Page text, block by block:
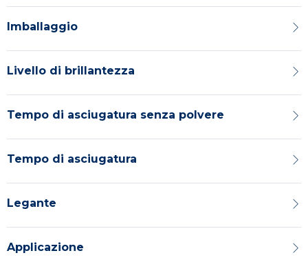
Imballaggio
Livello di brillantezza
Tempo di asciugatura senza polvere
Tempo di asciugatura
Legante
Applicazione